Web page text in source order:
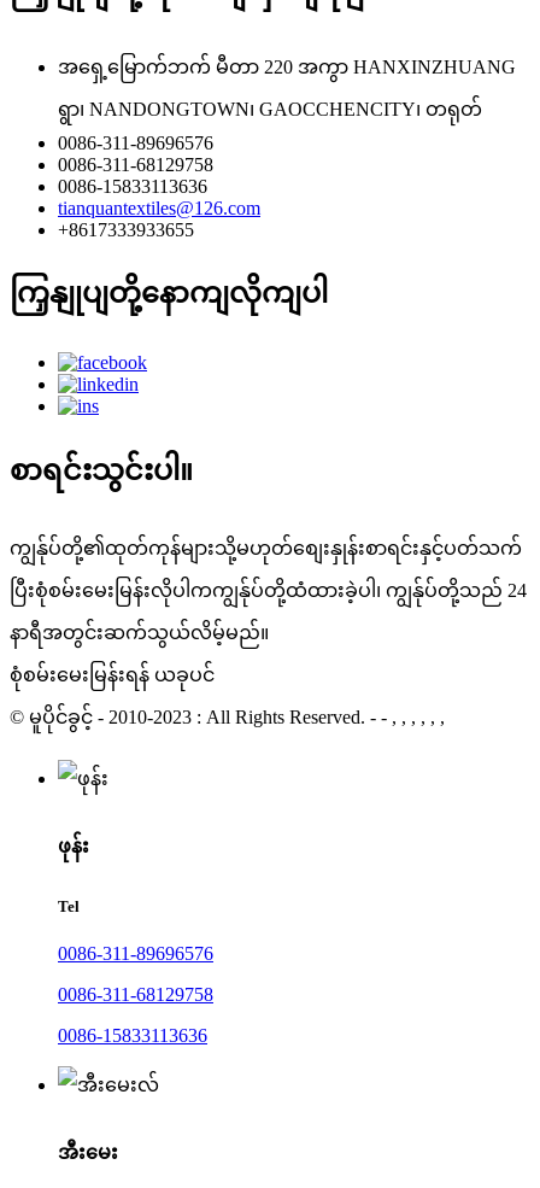
အရှေ့မြောက်ဘက် မီတာ 220 အကွာ HANXINZHUANG
ရွာ၊ NANDONGTOWN၊ GAOCCHENCITY၊ တရုတ်
0086-311-89696576
0086-311-68129758
0086-15833113636
tianquantextiles@126.com
+8617333933655
ကြှနျုပျတို့နောကျလိုကျပါ
စာရင်းသွင်းပါ။
ကျွန်ုပ်တို့၏ထုတ်ကုန်များသို့မဟုတ်စျေးနှုန်းစာရင်းနှင့်ပတ်သက်
ပြီးစုံစမ်းမေးမြန်းလိုပါကကျွန်ုပ်တို့ထံထားခဲ့ပါ၊ ကျွန်ုပ်တို့သည် 24
နာရီအတွင်းဆက်သွယ်လိမ့်မည်။
စုံစမ်းမေးမြန်းရန် ယခုပင်
© မူပိုင်ခွင့် - 2010-2023 : All Rights Reserved. - - , , , , , ,
ဖုန်း
Tel
0086-311-89696576
0086-311-68129758
0086-15833113636
အီးမေး